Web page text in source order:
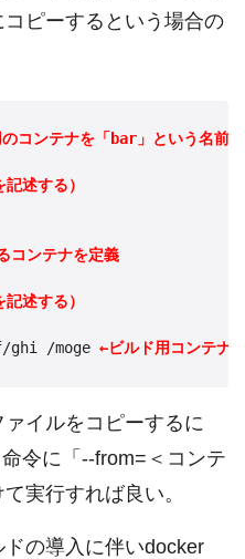
ピーするという場合の
コンテナを「bar」という名前
述する）
コンテナを定義
述する）
ghi /moge ←ビルド用コンテナ
イルをコピーするに
令に「--from=＜コンテ
実行すれば良い。
の導入に伴いdocker